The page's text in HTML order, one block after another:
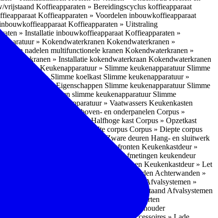
vrijstaand Koffieapparaten » Bereidingscyclus koffieapparaat
Koffieapparaten » Voordelen inbouwkoffieapparaat
Koffieapparaten » Uitstraling
» Installatie inbouwkoffieapparaat Koffieapparaten »
» Kokendwaterkranen Kokendwaterkranen »
en nadelen multifunctionele kranen Kokendwaterkranen »
» Installatie kokendwaterkraan Kokendwaterkranen
» OvensKeukenapparatuur » Slimme keukenapparatuur Slimme
» Slimme koelkast Slimme keukenapparatuur »
» Eigenschappen Slimme keukenapparatuur Slimme
» Nadelen slimme keukenapparatuur Slimme
Keukenapparatuur » Vaatwassers Keukenkasten
Corpus » Buitenkant zij-, boven- en onderpanelen Corpus »
Corpus » Halfhoge kast Corpus » Opzetkast
Corpus » Breedte corpus Corpus » Diepte corpus
Hang- en sluitwerk » Zware deuren Hang- en sluitwerk
» Soorten deur- en ladefronten Keukenkastdeur »
Keukenkastdeur » Afmetingen keukendeur
Keukenkastdeur » Deurgrepen Keukenkastdeur » Let
Achterwanden » Nadelen achterwanden Achterwanden »
Afvalsystemen »
Afvalsystemen » Vrijstaand Afvalsystemen
Inbouwaccessoires » Soorten
Inbouwaccessoires » Handdoekhouder